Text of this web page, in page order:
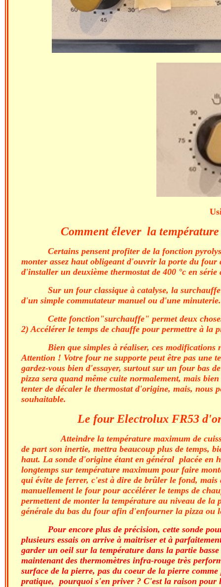
Comment élever la
Certains pensent profiter de la fonction
monter assez haut obligeant d'ouvrir la porte du four
d'installer un deuxième thermostat de 400 °c en
Sur un four classique à catalyse, la
d'un simple commutateur manuel ou d'une
Cette fonction"surchauffe" permet deux
2) Accélérer le temps de chauffe pour permettre à la
Bien que simples à réaliser, ces modifications
Attention ! Votre four ne supporte peut être pas une
gardez-vous bien d'essayer, surtout sur un four bas
pizza sera quand même cuite normalement, mais
tenter de décaler le thermostat d'origine, mais, nous
souhaitable.
Le four Electrolux FR53
Atteindre la température maximum de
de part son inertie, mettra beaucoup plus de temps,
haut. La sonde d'origine étant en général placée en
longtemps sur température maximum pour faire
qui évite de ferrer, c'est à dire de brûler le fond,
manuellement le four pour accélérer le temps de
permettent de monter la température au niveau de
générale du bas du four afin d'enfourner la pizza ou
Pour encore plus de précision, cette sonde
plusieurs essais on arrive à maitriser et à
garder un oeil sur la température dans la partie
maintenant des thermomètres infra-rouge très
surface de la pierre, pas du coeur de la pierre
pratique, pourquoi s'en priver ? C'est la raison pour